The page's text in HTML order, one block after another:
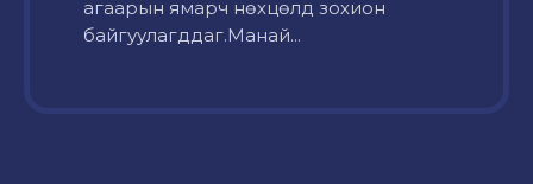
агаарын ямарч нөхцөлд зохион
байгуулагддаг.Манай...